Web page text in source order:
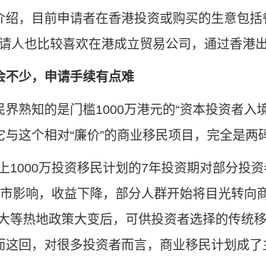
绍，目前申请者在香港投资或购买的生意包
人也比较喜欢在港成立贸易公司，通过香港出
不少，申请手续有点难
熟知的是门槛1000万港元的“资本投资者入
这个相对“廉价”的商业移民项目，完全是两
1000万投资移民计划的7年投资期对部分投
影响，收益下降，部分人群开始将目光转向
等热地政策大变后，可供投资者选择的传统
回，对很多投资者而言，商业移民计划成了